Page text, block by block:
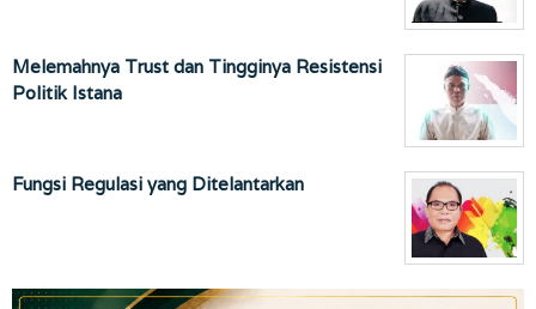
Melemahnya Trust dan Tingginya Resistensi
Politik Istana
Fungsi Regulasi yang Ditelantarkan